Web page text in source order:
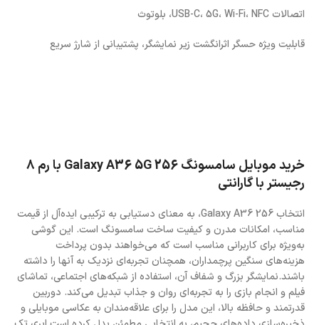
اتصالات USB-C، 5G، Wi-Fi، NFC، بلوتوث
قابلیت ویژه حسگر اثرانگشت زیر نمایشگر، پشتیبانی از شارژ سریع
خرید موبایل سامسونگ Galaxy A36 5G 256 با رم 8
رجیستر با گارانتی
انتخاب Galaxy A36 256، به معنای دستیابی به ترکیبی ایده‌آل از قیمت
مناسب، امکانات مدرن و کیفیت ساخت سامسونگ است. این گوشی
به‌ویژه برای کاربرانی مناسب است که می‌خواهند بدون پرداخت
هزینه‌های سنگین پرچمداران، همچنان تجربه‌ای نزدیک به آنها را داشته
باشند.نمایشگر بزرگ و شفاف آن، استفاده از شبکه‌های اجتماعی، تماشای
فیلم و انجام بازی را به تجربه‌ای روان و جذاب تبدیل می‌کند. دوربین
قدرتمند و حافظه بالا، این مدل را برای علاقه‌مندان به عکاسی موبایلی و